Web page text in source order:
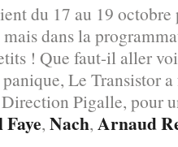
du 17 au 19
dans la
! Que faut-il aller
Le Transistor
Pigalle, pour
Faye, Nach, Arnaud